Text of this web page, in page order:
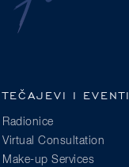
TEČAJEVI I EVENTI
Radionice
Virtual Consultation
Make-up Services